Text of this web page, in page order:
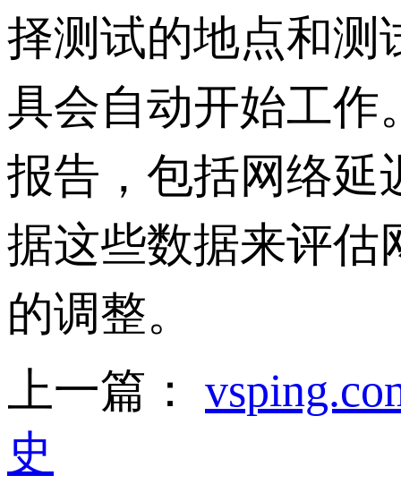
择测试的地点和测
具会自动开始工
报告，包括网络
据这些数据来评
的调整。
上一篇：
史